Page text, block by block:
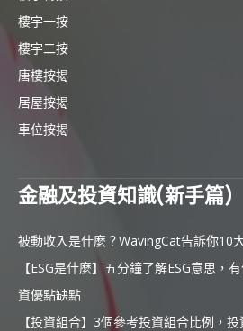
樓宇一按
樓宇二按
唐樓按揭
居屋按揭
車位按揭
金融及投資知識(新手篇)
被動收入是什麼？WavingCat告訴你10
【ESG是什麼】五分鐘了解ESG意思，
資優點缺點
【投資組合】3個參考投資組合比例，